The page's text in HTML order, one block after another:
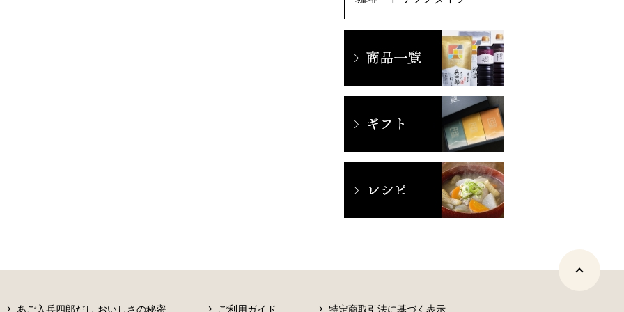
あご入兵四郎だし おいしさの秘密 ご利用ガイド 特定商取引法に基づく表示